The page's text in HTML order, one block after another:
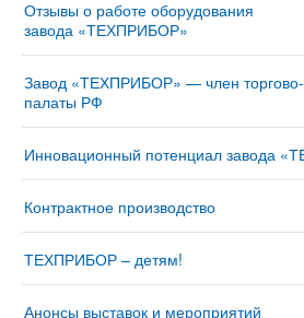
Отзывы о работе оборудования
завода «ТЕХПРИБОР»
Завод «ТЕХПРИБОР» — член
палаты РФ
Инновационный потенциал завода
Контрактное производство
ТЕХПРИБОР – детям!
Анонсы выставок и мероприятий